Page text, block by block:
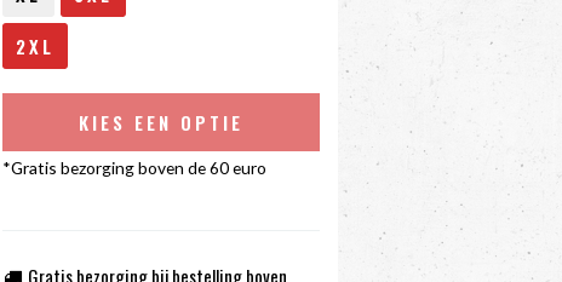
2XL
KIES EEN OPTIE
*Gratis bezorging boven de 60 euro
Gratis bezorging bij bestelling boven